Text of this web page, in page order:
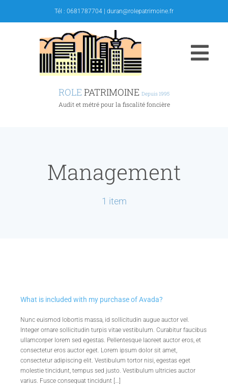
Tél : 0681787704 duran@rolepatrimoine.fr
Propositions
Actualités
Qui sommes nous ?
ROLE PATRIMOINE Depuis 1995
Audit et métré pour la fiscalité foncière
Management
1 item
What is included with my purchase of Avada?
Nunc euismod lobortis massa, id sollicitudin augue auctor vel.
Integer ornare sollicitudin turpis vitae vestibulum. Curabitur faucibus
ullamcorper lorem sed egestas. Pellentesque laoreet auctor eros, et
consectetur eros auctor eget. Lorem ipsum dolor sit amet,
consectetur adipiscing elit. Vestibulum tortor nisi, egestas eget
molestie tincidunt, tempus sed justo. Vestibulum ultricies auctor
varius. Fusce consequat tincidunt […]